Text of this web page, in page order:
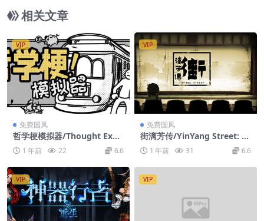
相关文章
VIP
免费国风
哲学梗模拟器/Thought Expe
riment Simulator
1 年前 22 6.6
VIP
免费国风
街漓芳传/YinYang Street: Se
parate Ways
1 年前 31 6.6
VIP VIP